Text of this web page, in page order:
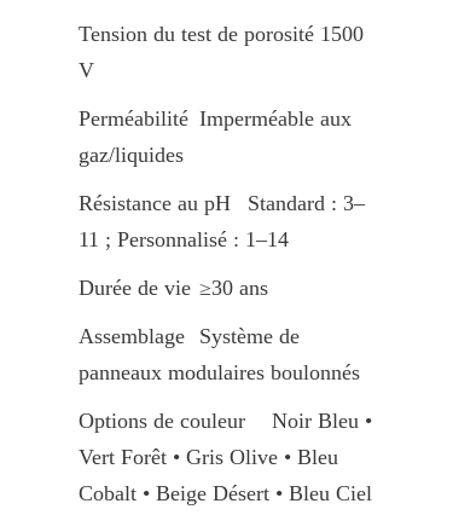
Tension du test de porosité	1500
V
Perméabilité	Imperméable aux
gaz/liquides
Résistance au pH	Standard : 3–
11 ; Personnalisé : 1–14
Durée de vie	≥30 ans
Assemblage	Système de
panneaux modulaires boulonnés
Options de couleur	Noir Bleu •
Vert Forêt • Gris Olive • Bleu
Cobalt • Beige Désert • Bleu Ciel